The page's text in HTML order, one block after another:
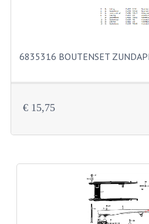
STUREN
TELLERS
VERLICHTING EN
ACCU'S EN
6835316 BOUTENSET
€ 15,75